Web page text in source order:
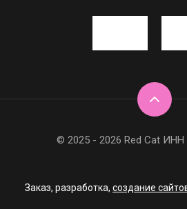
© 2025 - 2026 Red Cat ИНН
Заказ, разработка, создание